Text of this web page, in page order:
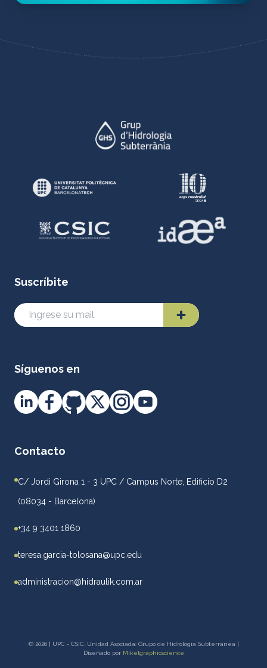
Suscríbite
Síguenos en
Contacto
C/ Jordi Girona 1 - 3 UPC / Campus Norte, Edificio D2
(08034 - Barcelona)
+34 9 3401 1860
teresa.garcia-tolosana@upc.edu
administracion@hidraulik.com.ar
© 2026 | UPC - CSIC. Unidad Asociada: Grupo de Hidrología Subterránea |
Diseñado por Mikelgraphicscience